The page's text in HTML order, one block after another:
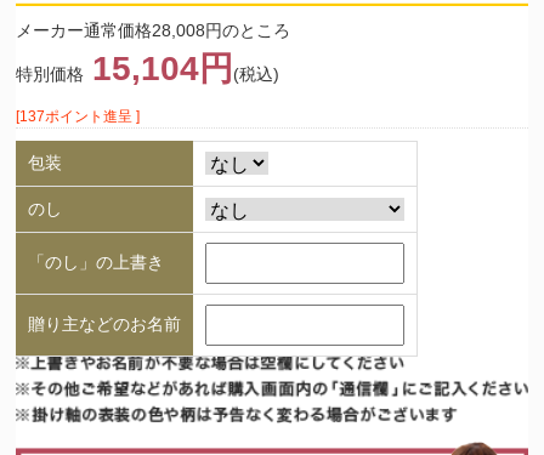
メーカー通常価格28,008円のところ
特別価格 15,104円 (税込)
[137ポイント進呈 ]
包装
のし
「のし」の上書き
贈り主などのお名前